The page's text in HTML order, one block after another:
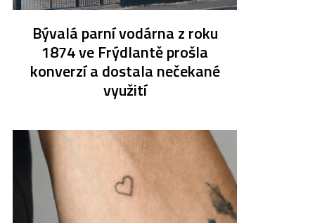
Bývalá parní vodárna z roku
1874 ve Frýdlantě prošla
konverzí a dostala nečekané
využití